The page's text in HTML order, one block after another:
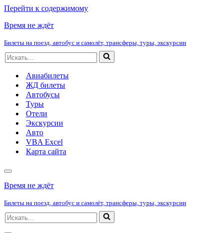
Перейти к содержимому
Время не ждёт
Билеты на поезд, автобус и самолёт, трансферы, туры, экскурсии
Искать...
Авиабилеты
ЖД билеты
Автобусы
Туры
Отели
Экскурсии
Авто
VBA Excel
Карта сайта
Меню
навигации
Время не ждёт
Билеты на поезд, автобус и самолёт, трансферы, туры, экскурсии
Искать...